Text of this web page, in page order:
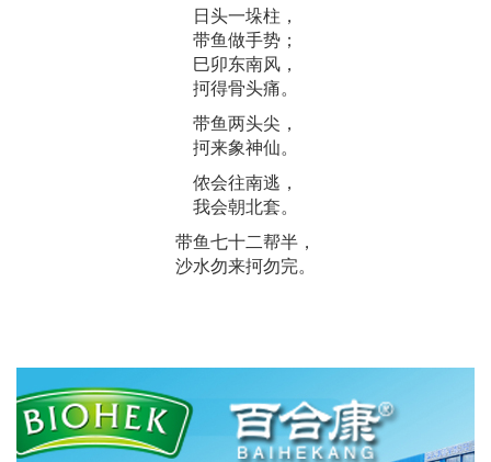
日头一垛柱，
带鱼做手势；
巳卯东南风，
抲得骨头痛。
带鱼两头尖，
抲来象神仙。
侬会往南逃，
我会朝北套。
带鱼七十二帮半，
沙水勿来抲勿完。